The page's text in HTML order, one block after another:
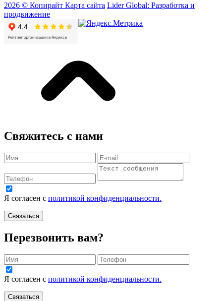
2026 © Копирайт Карта сайта Lider Global: Разработка и
продвижение
Свяжитесь с нами
Я согласен с политикой конфиденциальности.
Связаться
Перезвонить вам?
Я согласен с политикой конфиденциальности.
Связаться